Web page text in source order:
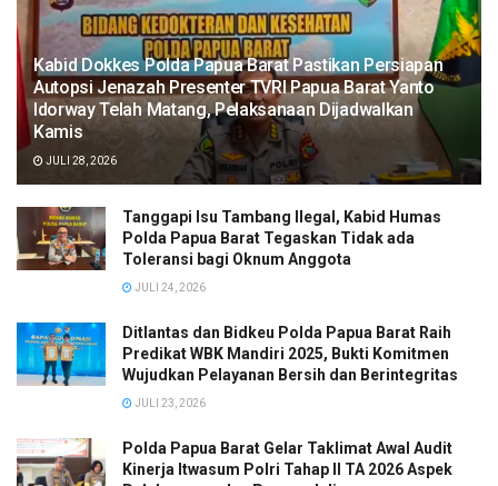
Kabid Dokkes Polda Papua Barat Pastikan Persiapan
Autopsi Jenazah Presenter TVRI Papua Barat Yanto
Idorway Telah Matang, Pelaksanaan Dijadwalkan
Kamis
JULI 28, 2026
Tanggapi Isu Tambang Ilegal, Kabid Humas
Polda Papua Barat Tegaskan Tidak ada
Toleransi bagi Oknum Anggota
JULI 24, 2026
Ditlantas dan Bidkeu Polda Papua Barat Raih
Predikat WBK Mandiri 2025, Bukti Komitmen
Wujudkan Pelayanan Bersih dan Berintegritas
JULI 23, 2026
Polda Papua Barat Gelar Taklimat Awal Audit
Kinerja Itwasum Polri Tahap II TA 2026 Aspek